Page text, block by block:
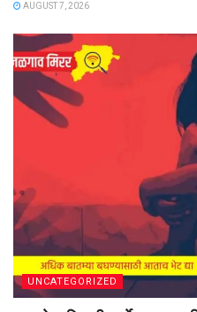
AUGUST 7, 2026
UNCATEGORIZED